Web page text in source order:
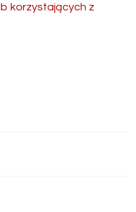
korzystających z